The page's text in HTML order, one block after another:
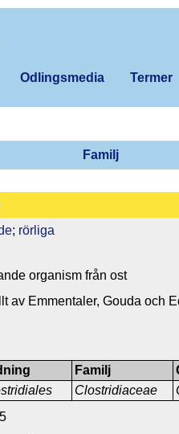
Odlingsmedia Termer
Familj
; rörliga
organism från ost
av Emmentaler, Gouda och
Familj
Clostridiaceae